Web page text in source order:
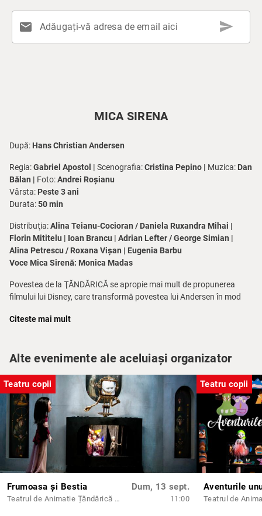
mail Adăugați-vă adresa de email aici send
MICA SIRENA
După: Hans Christian Andersen
Regia:Gabriel Apostol | Scenografia:Cristina Pepino | Muzica: Dan
Bălan | Foto:Andrei Roșianu
Vârsta: Peste 3 ani
Durata:50 min
Distribuţia:Alina Teianu-Cocioran / Daniela Ruxandra Mihai |
Florin Mititelu | Ioan Brancu | Adrian Lefter / George Simian |
Alina Petrescu / Roxana Vișan | Eugenia Barbu
Voce Mica Sirenă: Monica Madas
Povestea de la ŢĂNDĂRICĂ se apropie mai mult de propunerea
filmului lui Disney, care transformă povestea lui Andersen în mod
poveste convenţională în care eroina este răsplătită la final cu o
iubirea romantică pentru un prinţ frumos şi dorinţa morală de a
se căsătoreşte cu o altă fată pe care o crede salvatoarea lui. Ea se
desprinde de mitul sirenelor, refuzând să îl ucidă pe
prinţ,sacrificându-se pe sine şi iubirea ei şi rămâne pe veci
prizoniera apelor.
Citeste mai mult
Alte evenimente ale aceluiași organizator
Teatru copii
Frumoasa și Bestia
Teatrul de Animatie Țăndărică - Sala Lahovari
Dum, 13 sept.
11:00
Teatru copii